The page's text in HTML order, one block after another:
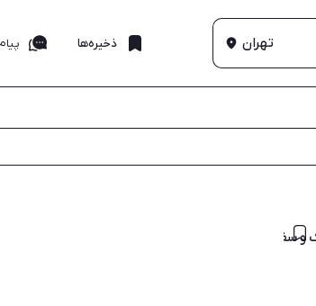
تهران ذخیره‌ها
سفته